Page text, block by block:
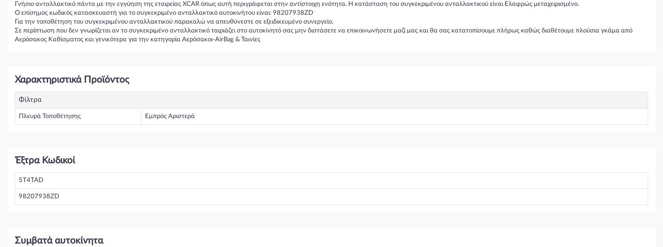
Γνήσιο ανταλλακτικό πάντα με την εγγύηση της εταιρείας XCAR όπως αυτή περιγράφεται στην αντίστοιχη ενότητα. Η κατάσταση του συγκεκριμένου ανταλλακτικού είναι Ελαφρώς μεταχειρισμένο.
Ο επίσημος κωδικός κατασκευαστή για το συγκεκριμένο ανταλλακτικό αυτοκινήτου είναι: 98207938ZD
Για την τοποθέτηση του συγκεκριμένου ανταλλακτικού παρακαλώ να απευθύνεστε σε εξειδικευμένο συνεργείο.
Σε περίπτωση που δεν γνωρίζεται αν το συγκεκριμένο ανταλλακτικό ταιριάζει στο αυτοκίνητό σας μην διστάσετε να επικοινωνήσετε μαζί μας και θα σας κατατοπίσουμε πλήρως καθώς διαθέτουμε πλούσια γκάμα από
Αερόσακος Καθίσματος και γενικότερα για την κατηγορία Αερόσακοι-AirBag & Ταινίες
Χαρακτηριστικά Προϊόντος
Φίλτρα
Πλευρά Τοποθέτησης Εμπρός Αριστερά
Έξτρα Κωδικοί
5T4TAD
98207938ZD
Συμβατά αυτοκίνητα